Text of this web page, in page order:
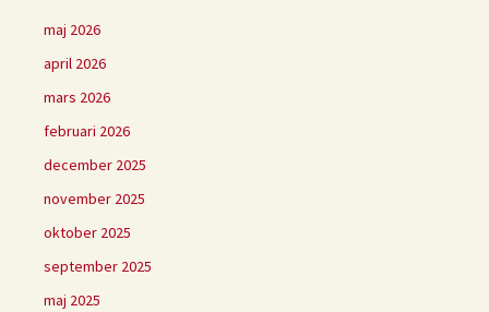
maj 2026
april 2026
mars 2026
februari 2026
december 2025
november 2025
oktober 2025
september 2025
maj 2025